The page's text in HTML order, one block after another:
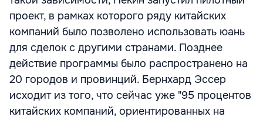
проект, в рамках которого ряду китайских
компаний было позволено использовать юань
для сделок с другими странами. Позднее
действие программы было распространено на
20 городов и провинций. Бернхард Эсcер
исходит из того, что сейчас уже "95 процентов
китайских компаний, ориентированных на